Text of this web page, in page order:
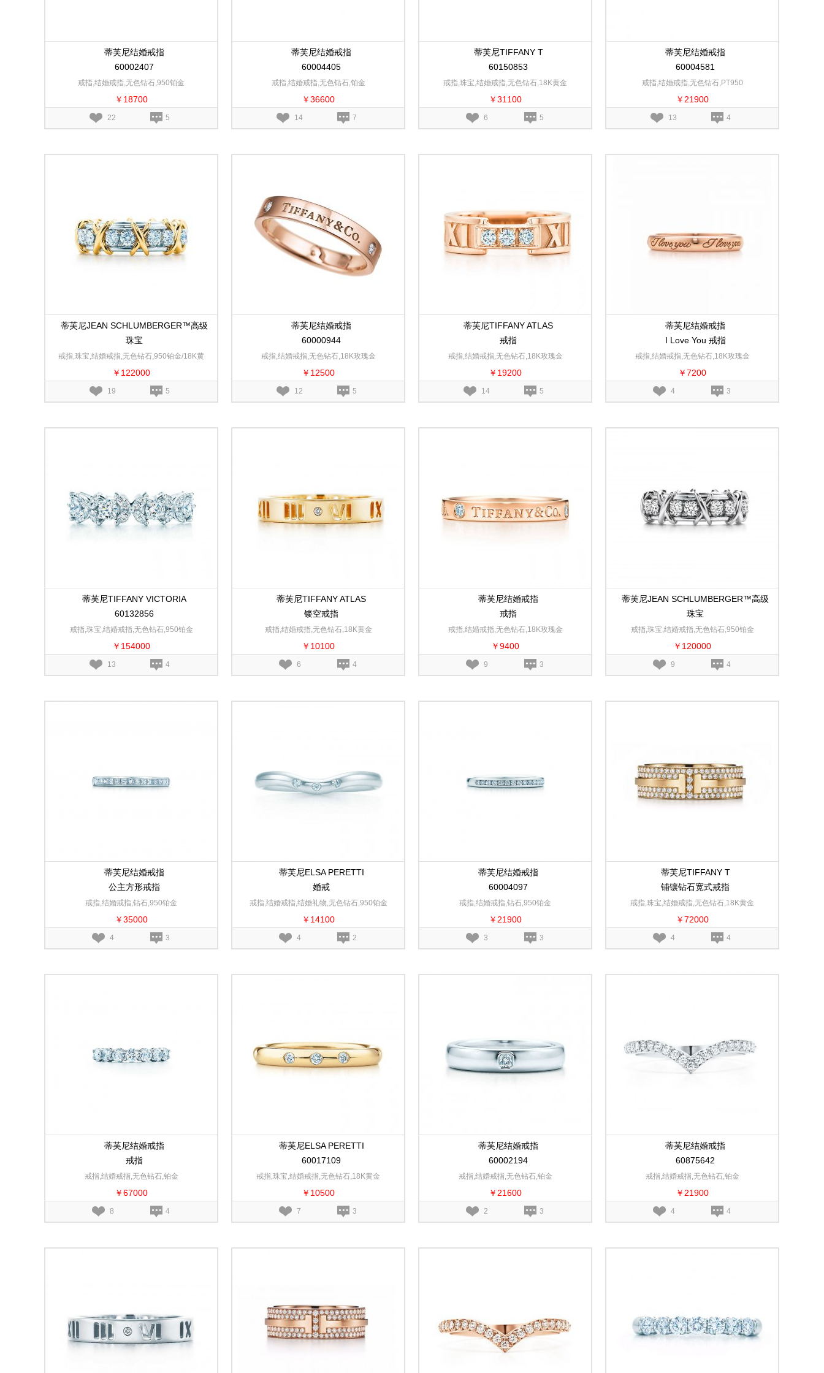
蒂芙尼结婚戒指
60002407
戒指,结婚戒指,无色钻石,950铂金
￥18700
22 5
蒂芙尼结婚戒指
60004405
戒指,结婚戒指,无色钻石,铂金
￥36600
14 7
蒂芙尼TIFFANY T
60150853
戒指,珠宝,结婚戒指,无色钻石,18K黄金
￥31100
6 5
蒂芙尼结婚戒指
60004581
戒指,结婚戒指,无色钻石,PT950
￥21900
13 4
蒂芙尼JEAN SCHLUMBERGER™高级
珠宝
60099365
戒指,珠宝,结婚戒指,无色钻石,950铂金/18K黄
金
￥122000
19 5
蒂芙尼结婚戒指
60000944
戒指,结婚戒指,无色钻石,18K玫瑰金
￥12500
12 5
蒂芙尼TIFFANY ATLAS
戒指
戒指,结婚戒指,无色钻石,18K玫瑰金
￥19200
14 5
蒂芙尼结婚戒指
I Love You 戒指
戒指,结婚戒指,无色钻石,18K玫瑰金
￥7200
4 3
蒂芙尼TIFFANY VICTORIA
60132856
戒指,珠宝,结婚戒指,无色钻石,950铂金
￥154000
13 4
蒂芙尼TIFFANY ATLAS
镂空戒指
戒指,结婚戒指,无色钻石,18K黄金
￥10100
6 4
蒂芙尼结婚戒指
戒指
戒指,结婚戒指,无色钻石,18K玫瑰金
￥9400
9 3
蒂芙尼JEAN SCHLUMBERGER™高级
珠宝
60108186
戒指,珠宝,结婚戒指,无色钻石,950铂金
￥120000
9 4
蒂芙尼结婚戒指
公主方形戒指
戒指,结婚戒指,钻石,950铂金
￥35000
4 3
蒂芙尼ELSA PERETTI
婚戒
戒指,结婚戒指,结婚礼物,无色钻石,950铂金
￥14100
4 2
蒂芙尼结婚戒指
60004097
戒指,结婚戒指,钻石,950铂金
￥21900
3 3
蒂芙尼TIFFANY T
铺镶钻石宽式戒指
戒指,珠宝,结婚戒指,无色钻石,18K黄金
￥72000
4 4
蒂芙尼结婚戒指
戒指
戒指,结婚戒指,无色钻石,铂金
￥67000
8 4
蒂芙尼ELSA PERETTI
60017109
戒指,珠宝,结婚戒指,无色钻石,18K黄金
￥10500
7 3
蒂芙尼结婚戒指
60002194
戒指,结婚戒指,无色钻石,铂金
￥21600
2 3
蒂芙尼结婚戒指
60875642
戒指,结婚戒指,无色钻石,铂金
￥21900
4 4